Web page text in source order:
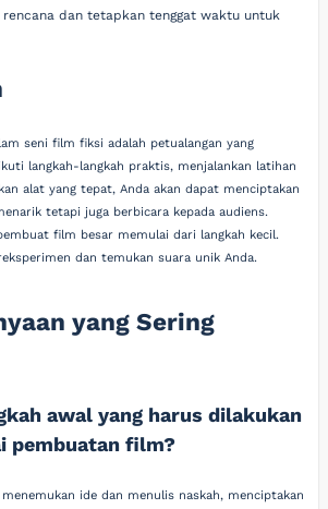
rencana dan tetapkan tenggat waktu untuk
seni film fiksi adalah petualangan yang
langkah-langkah praktis, menjalankan latihan
alat yang tepat, Anda akan dapat menciptakan
tetapi juga berbicara kepada audiens.
film besar memulai dari langkah kecil.
dan temukan suara unik Anda.
yang Sering
awal yang harus dilakukan
pembuatan film?
ide dan menulis naskah, menciptakan